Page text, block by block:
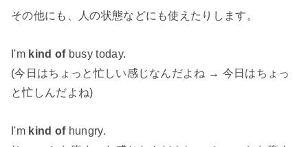
その他にも、人の状態などにも使えたりします。
I'm kind ofbusy today.
(今日はちょっと忙しい感じなんだよね → 今日はちょっ
と忙しんだよね)
I'm kind ofhungry.